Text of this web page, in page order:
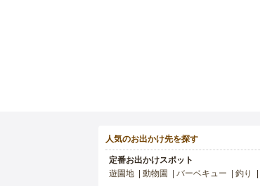
人気のお出かけ先を探す
定番お出かけスポット
遊園地
動物園 バーベキュー 釣り